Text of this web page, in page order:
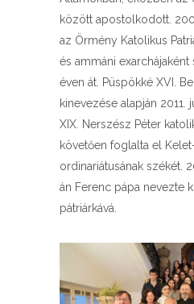
között apostolkodott.
az Örmény Katolikus
és ammáni
éven át. Püspökké XVI.
kinevezése alapján 2011.
XIX. Nerszész Péter
követően foglalta el
ordinariátusának székét.
án Ferenc pápa nevezte
pátriárkává.